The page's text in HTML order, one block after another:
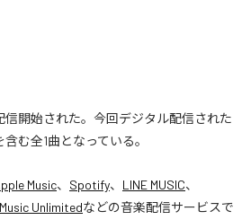
信開始された。今回デジタル配信された
含む全1曲となっている。
Music、 Spotify、 LINE MUSIC、
Unlimitedなどの音楽配信サービスで